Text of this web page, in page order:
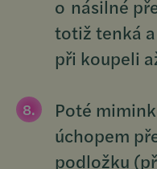
o násilné
totiž tenká
při koupeli
Poté
úchopem
podložku